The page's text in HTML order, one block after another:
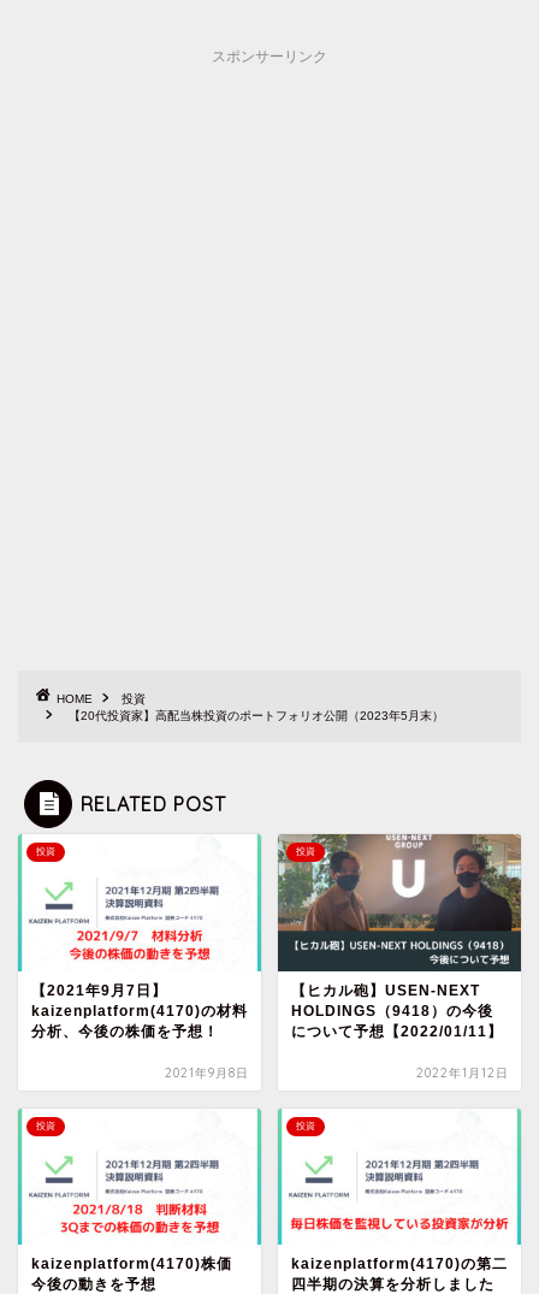
スポンサーリンク
HOME
投資
【20代投資家】高配当株投資のポートフォリオ公開（2023年5月末）
RELATED POST
投資
【2021年9月7日】
kaizenplatform(4170)の材料
分析、今後の株価を予想！
2021年9月8日
投資
【ヒカル砲】USEN-NEXT
HOLDINGS（9418）の今後
について予想【2022/01/11】
2022年1月12日
投資
kaizenplatform(4170)株価
今後の動きを予想
投資
kaizenplatform(4170)の第二
四半期の決算を分析しました